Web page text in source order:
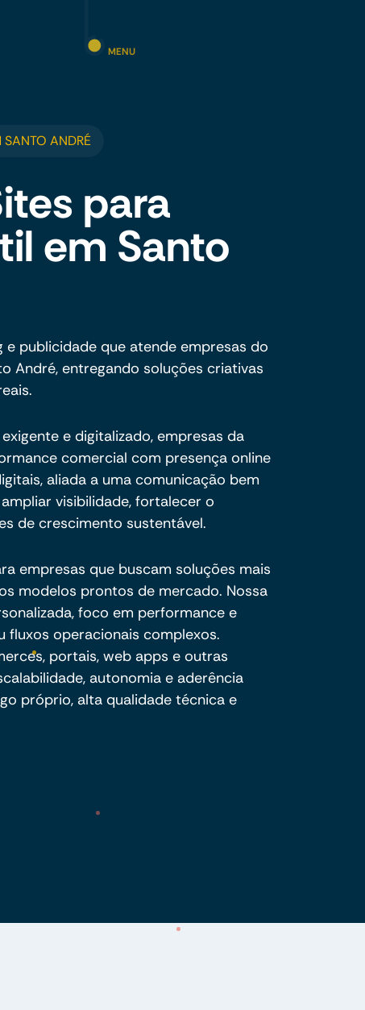
MENU
SANTO ANDRÉ
para
em Santo
e publicidade que atende empresas do
André, entregando soluções criativas
e digitalizado, empresas da
comercial com presença online
aliada a uma comunicação bem
visibilidade, fortalecer o
de crescimento sustentável.
empresas que buscam soluções mais
modelos prontos de mercado. Nossa
foco em performance e
fluxos operacionais complexos.
portais, web apps e outras
autonomia e aderência
próprio, alta qualidade técnica e